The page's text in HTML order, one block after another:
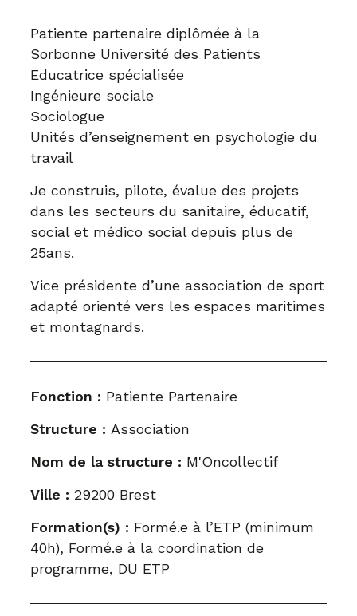
Patiente partenaire diplômée à la
Sorbonne Université des Patients
Educatrice spécialisée
Ingénieure sociale
Sociologue
Unités d’enseignement en psychologie du
travail
Je construis, pilote, évalue des projets
dans les secteurs du sanitaire, éducatif,
social et médico social depuis plus de
25ans.
Vice présidente d’une association de sport
adapté orienté vers les espaces maritimes
et montagnards.
Fonction : Patiente Partenaire
Structure : Association
Nom de la structure : M'Oncollectif
Ville : 29200 Brest
Formation(s) : Formé.e à l’ETP (minimum
40h), Formé.e à la coordination de
programme, DU ETP